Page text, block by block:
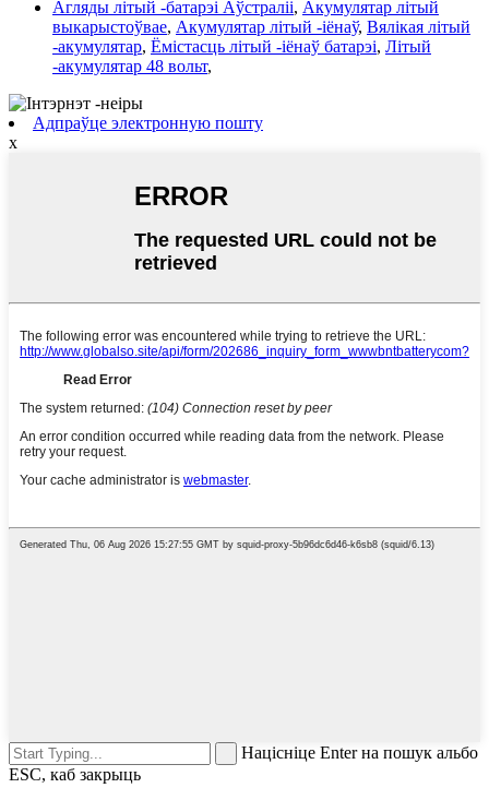
Агляды літый -батарэі Аўстраліі, Акумулятар літый
выкарыстоўвае, Акумулятар літый -іёнаў, Вялікая літый
-акумулятар, Ёмістасць літый -іёнаў батарэі, Літый
-акумулятар 48 вольт,
Адпраўце электронную пошту
x
Націсніце Enter на пошук альбо
ESC, каб закрыць